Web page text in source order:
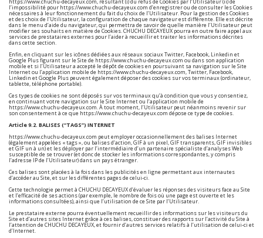
https://www.chuchu-decayeux.com, résultant (i) du refus de Cookies par l’Utilisateur (ii) de
l’impossibilité pour https://www.chuchu-decayeux.com d’enregistrer ou de consulter les Cookies
nécessaires à leur fonctionnement du fait du choix de l’Utilisateur. Pour la gestion des Cookies
et des choix de l’Utilisateur, la configuration de chaque navigateur est différente. Elle est décrite
dans le menu d’aide du navigateur, qui permettra de savoir de quelle manière l’Utilisateur peut
modifier ses souhaits en matière de Cookies. CHUCHU DECAYEUX pourra en outre faire appel aux
services de prestataires externes pour l’aider à recueillir et traiter les informations décrites
dans cette section.
Enfin, en cliquant sur les icônes dédiées aux réseaux sociaux Twitter, Facebook, Linkedin et
Google Plus figurant sur le Site de https://www.chuchu-decayeux.com ou dans son application
mobile et si l’Utilisateur a accepté le dépôt de cookies en poursuivant sa navigation sur le Site
Internet ou l’application mobile de https://www.chuchu-decayeux.com, Twitter, Facebook,
Linkedin et Google Plus peuvent également déposer des cookies sur vos terminaux (ordinateur,
tablette, téléphone portable).
Ces types de cookies ne sont déposés sur vos terminaux qu’à condition que vous y consentiez,
en continuant votre navigation sur le Site Internet ou l’application mobile de
https://www.chuchu-decayeux.com. À tout moment, l’Utilisateur peut néanmoins revenir sur
son consentement à ce que https://www.chuchu-decayeux.com dépose ce type de cookies.
Article 9.2. BALISES (“TAGS”) INTERNET
https://www.chuchu-decayeux.com peut employer occasionnellement des balises Internet
(également appelées « tags », ou balises d’action, GIF à un pixel, GIF transparents, GIF invisibles
et GIF un à un) et les déployer par l’intermédiaire d’un partenaire spécialiste d’analyses Web
susceptible de se trouver (et donc de stocker les informations correspondantes, y compris
l’adresse IP de l’Utilisateur) dans un pays étranger.
Ces balises sont placées à la fois dans les publicités en ligne permettant aux internautes
d’accéder au Site, et sur les différentes pages de celui-ci.
Cette technologie permet à CHUCHU DECAYEUX d’évaluer les réponses des visiteurs face au Site
et l’efficacité de ses actions (par exemple, le nombre de fois où une page est ouverte et les
informations consultées), ainsi que l’utilisation de ce Site par l’Utilisateur.
Le prestataire externe pourra éventuellement recueillir des informations sur les visiteurs du
Site et d’autres sites Internet grâce à ces balises, constituer des rapports sur l’activité du Site à
l’attention de CHUCHU DECAYEUX, et fournir d’autres services relatifs à l’utilisation de celui-ci et
d’Internet.